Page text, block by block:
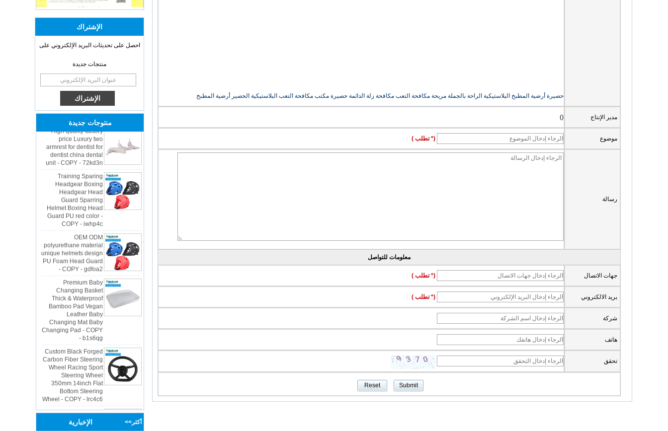
الإشتراك
احصل على تحديثات البريد الإلكتروني على
منتجات جديدة
منتوجات جديدة
OEM ODM
polyurethane material
unique helmets 2025
design PU Foam Head
Guard - COPY - sbtssd
High quality factory
price Luxury two
armrest for dentist for
dentist china dental
unit - COPY - 72kd3n
Training Sparing
Headgear Boxing
Headgear Head
Guard Sparring
Helmet Boxing Head
Guard PU red color -
COPY - iwhp4c
OEM ODM
polyurethane material
unique helmets design
PU Foam Head Guard
- COPY - gdfoa2
Premium Baby
Changing Basket
Thick & Waterproof
Bamboo Pad Vegan
Leather Baby
Changing Mat Baby
Changing Pad - COPY
- b1s6qg
Custom Black Forged
Carbon Fiber Steering
Wheel Racing Sport
Steering Wheel
350mm 14inch Flat
Bottom Steering
Wheel - COPY - lrc4c6
Multi-functional Baby
Seat Self Skin Foamed
Portable The Baby
Floor Seat - COPY -
الإخبارية أكثر>>
حصيرة أرضية المطبخ البلاستيكية الراحة بالجملة مريحة مكافحة التعب مكافحة زلة الدائمة حصيرة مكتب مكافحة التعب البلاستيكية الحصير أرضية المطبخ
مدير الإنتاج ()
موضوع (* تطلب )
رسالة
معلومات للتواصل
جهات الاتصال (* تطلب )
بريد الالكتروني (* تطلب )
شركة
هاتف
تحقق